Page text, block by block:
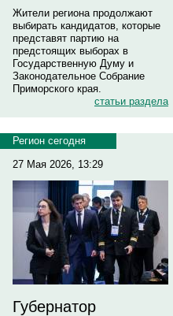
Жители региона продолжают
выбирать кандидатов, которые
представят партию на
предстоящих выборах в
Государственную Думу и
Законодательное Собрание
Приморского края.
статьи раздела
Регион сегодня
27 Мая 2026, 13:29
Губернатор